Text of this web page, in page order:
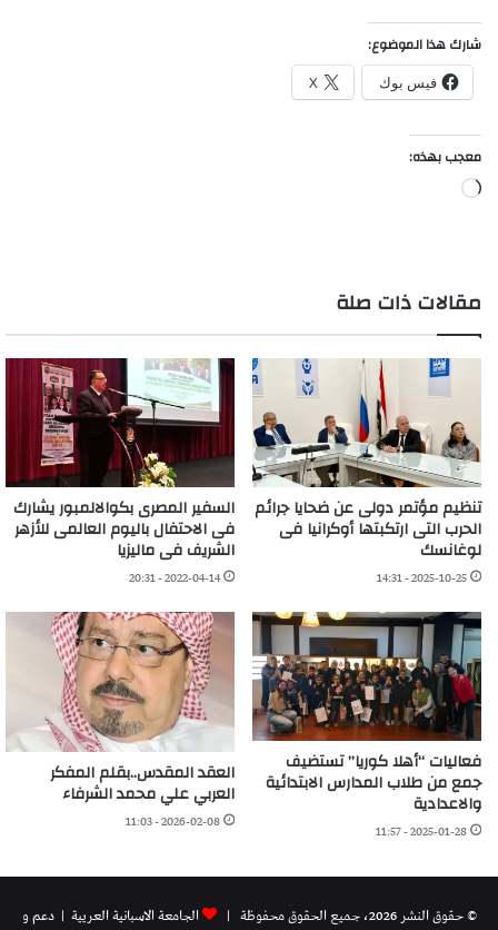
شارك هذا الموضوع:
فيس بوك X
معجب بهذه:
جاري
مقالات ذات صلة
تنظيم مؤتمر دولى عن ضحايا جرائم
الحرب التى ارتكبتها أوكرانيا فى
لوغانسك
2025-10-25 - 14:31
السفير المصرى بكوالالمبور يشارك
فى الاحتفال باليوم العالمى للأزهر
الشريف فى ماليزيا
2022-04-14 - 20:31
فعاليات “أهلا كوريا” تستضيف
جمع من طلاب المدارس الابتدائية
والاعدادية
2025-01-28 - 11:57
العقد المقدس..بقلم المفكر
العربي علي محمد الشرفاء
2026-02-08 - 11:03
© حقوق النشر 2026، جميع الحقوق محفوظة | الجامعة الاسبانية العريية | دعم و